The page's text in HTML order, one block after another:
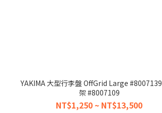
YAKIMA 大型行李盤 OffGrid Large
架 #8007109
NT$1,250 ~ NT$13,500